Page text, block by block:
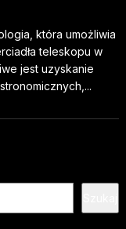
która umożliwia
teleskopu w
jest uzyskanie